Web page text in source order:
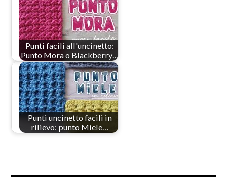
Punti facili all'uncinetto:
Punto Mora o Blackberry…
Punti uncinetto facili in
rilievo: punto Miele…